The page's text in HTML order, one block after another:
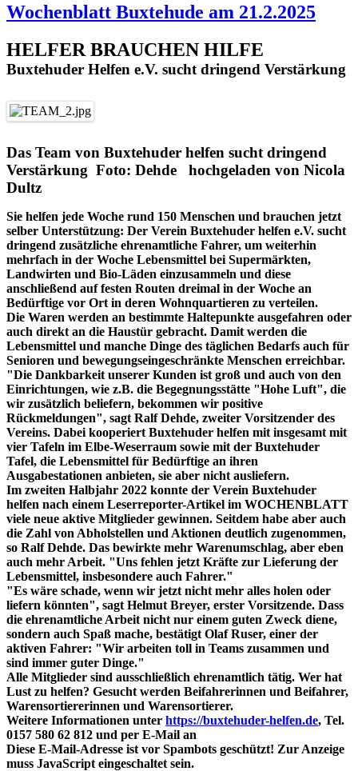
Wochenblatt Buxtehude am 21.2.2025
HELFER BRAUCHEN HILFE
Buxtehuder Helfen e.V. sucht dringend Verstärkung
Das Team von Buxtehuder helfen sucht dringend
Verstärkung Foto: Dehde hochgeladen von Nicola
Dultz
Sie helfen jede Woche rund 150 Menschen und brauchen jetzt
selber Unterstützung: Der Verein Buxtehuder helfen e.V. sucht
dringend zusätzliche ehrenamtliche Fahrer, um weiterhin
mehrfach in der Woche Lebensmittel bei Supermärkten,
Landwirten und Bio-Läden einzusammeln und diese
anschließend auf festen Routen dreimal in der Woche an
Bedürftige vor Ort in deren Wohnquartieren zu verteilen.
Die Waren werden an bestimmte Haltepunkte ausgefahren oder
auch direkt an die Haustür gebracht. Damit werden die
Lebensmittel und manche Dinge des täglichen Bedarfs auch für
Senioren und bewegungseingeschränkte Menschen erreichbar.
"Die Dankbarkeit unserer Kunden ist groß und auch von den
Einrichtungen, wie z.B. die Begegnungsstätte "Hohe Luft", die
wir zusätzlich beliefern, bekommen wir positive
Rückmeldungen", sagt Ralf Dehde, zweiter Vorsitzender des
Vereins. Dabei kooperiert Buxtehuder helfen mit insgesamt mit
vier Tafeln im Elbe-Weserraum sowie mit der Buxtehuder
Tafel, die Lebensmittel für Bedürftige an ihren
Ausgabestationen anbieten, sie aber nicht ausliefern.
Im zweiten Halbjahr 2022 konnte der Verein Buxtehuder
helfen nach einem Leserreporter-Artikel im WOCHENBLATT
viele neue aktive Mitglieder gewinnen. Seitdem habe aber auch
die Zahl von Abholstellen und Aktionen deutlich zugenommen,
so Ralf Dehde. Das bewirkte mehr Warenumschlag, aber eben
auch mehr Arbeit. "Uns fehlen jetzt Kräfte zur Lieferung der
Lebensmittel, insbesondere auch Fahrer."
"Es wäre schade, wenn wir jetzt nicht mehr alles holen oder
liefern könnten", sagt Helmut Breyer, erster Vorsitzende. Dass
die ehrenamtliche Arbeit nicht nur einem guten Zweck diene,
sondern auch Spaß mache, bestätigt Olaf Ruser, einer der
aktiven Fahrer: "Wir arbeiten toll in Teams zusammen und
sind immer guter Dinge."
Alle Mitglieder sind ausschließlich ehrenamtlich tätig. Wer hat
Lust zu helfen? Gesucht werden Beifahrerinnen und Beifahrer,
Warensortiererinnen und Warensortierer.
Weitere Informationen unter https://buxtehuder-helfen.de, Tel.
0157 580 62 812 und per E-Mail an
Diese E-Mail-Adresse ist vor Spambots geschützt! Zur Anzeige
muss JavaScript eingeschaltet sein.